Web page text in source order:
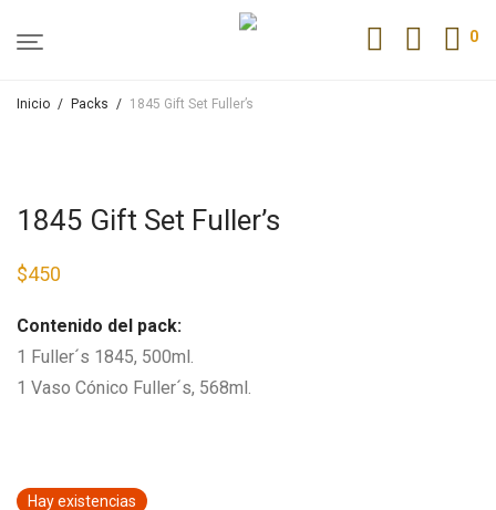
0
Inicio / Packs / 1845 Gift Set Fuller’s
1845 Gift Set Fuller’s
$450
Contenido del pack:
1 Fuller´s 1845, 500ml.
1 Vaso Cónico Fuller´s, 568ml.
Hay existencias